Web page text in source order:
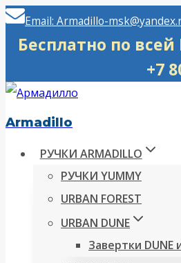
Перейти
Email: Armadillo-
Бесплатно по
+7
Armadillo
РУЧКИ ARMADILLO
РУЧКИ YUMMY
URBAN FOREST
URBAN DUNE
Завертки DUNE